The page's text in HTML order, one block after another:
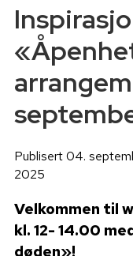
Publisert 04.
2025
Velkommen til
kl. 12- 14.00
døden»!